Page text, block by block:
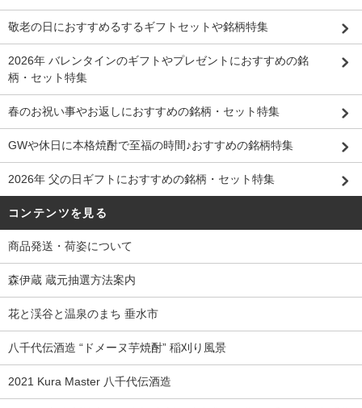
敬老の日におすすめるするギフトセットや銘柄特集
2026年 バレンタインのギフトやプレゼントにおすすめの銘
柄・セット特集
春のお祝い事やお返しにおすすめの銘柄・セット特集
GWや休日に本格焼酎で至福の時間♪おすすめの銘柄特集
2026年 父の日ギフトにおすすめの銘柄・セット特集
コンテンツを見る
商品発送・荷姿について
森伊蔵 蔵元抽選方法案内
花と渓谷と温泉のまち 垂水市
八千代伝酒造 “ドメーヌ芋焼酎” 稲刈り風景
2021 Kura Master 八千代伝酒造